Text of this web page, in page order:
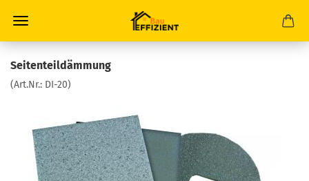
Seitenteildämmung
(Art.Nr.: DI-20)